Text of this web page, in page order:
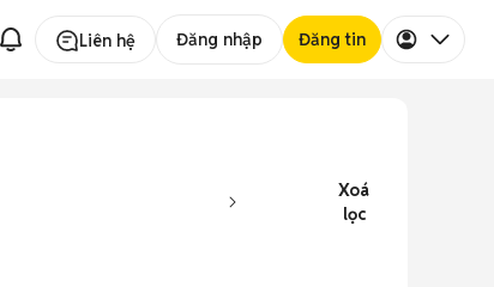
Liên hệ Đăng nhập Đăng tin
Xoá
lọc